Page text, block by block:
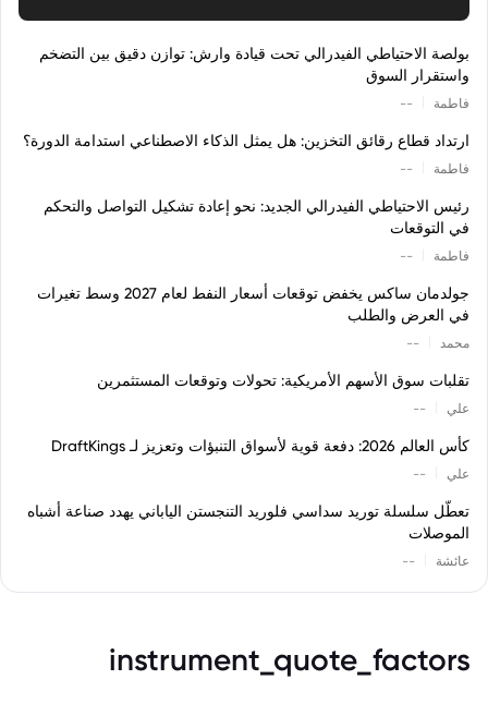
بولصة الاحتياطي الفيدرالي تحت قيادة وارش: توازن دقيق بين التضخم
واستقرار السوق
فاطمة --
ارتداد قطاع رقائق التخزين: هل يمثل الذكاء الاصطناعي استدامة الدورة؟
فاطمة --
رئيس الاحتياطي الفيدرالي الجديد: نحو إعادة تشكيل التواصل والتحكم
في التوقعات
فاطمة --
جولدمان ساكس يخفض توقعات أسعار النفط لعام 2027 وسط تغيرات
في العرض والطلب
محمد --
تقلبات سوق الأسهم الأمريكية: تحولات وتوقعات المستثمرين
علي --
كأس العالم 2026: دفعة قوية لأسواق التنبؤات وتعزيز لـ DraftKings
علي --
تعطّل سلسلة توريد سداسي فلوريد التنجستن الياباني يهدد صناعة أشباه
الموصلات
عائشة --
instrument_quote_factors